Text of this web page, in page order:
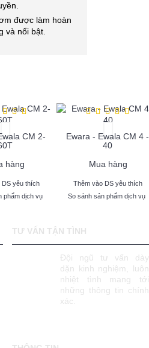
được làm hoàn
và nổi bật.
CM 2-
hàng
DS yêu thích
phẩm dịch vụ
Ewara - Ewala CM 4 -
40
Mua hàng
Thêm vào DS yêu thích
So sánh sản phẩm dịch vụ
TƯ VẤN TẬN TÌNH
Đội ngũ tư vấn dày
dặn kinh nghiệm, luôn
nhiệt tình mang tới
những thông tin chính
xác.